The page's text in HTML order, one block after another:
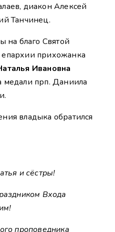
диакон Алексей
Танчинец.
на благо Святой
прихожанка
Ивановна
медали прп. Даниила
владыка обратился
и сёстры!
Входа
проповедника